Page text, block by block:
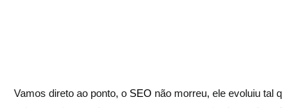
Vamos direto ao ponto, o SEO não morreu, ele evoluiu tal